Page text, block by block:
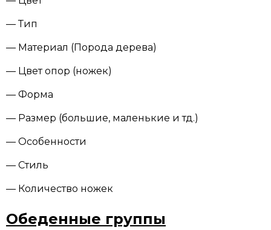
— Тип
— Материал (Порода дерева)
— Цвет опор (ножек)
— Форма
— Размер (большие, маленькие и тд.)
— Особенности
— Стиль
— Количество ножек
Обеденные группы